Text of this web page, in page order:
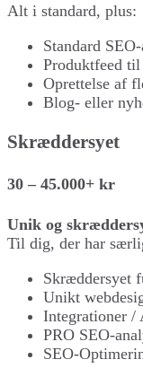
Alt i standard, plus:
Standard
Produktfeed til
Oprettelse af
Blog- eller
Skræddersyet
30 – 45.000+ kr
Unik og
Til dig, der har
Skræddersyet
Unikt
Integrationer /
PRO SEO-
SEO-